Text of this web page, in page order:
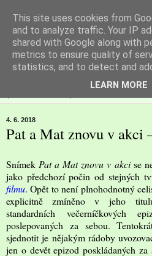
Filmspot
Recenze Honzy Vargy na filmové
4. 6. 2018
Pat a Mat znovu v akci
Snímek Pat a Mat znovu v akcise
jako předchozí počin od stejných
filmu. Opět to není plnohodnotný
explicitně zmíněno v jeho
standardních večerníčkových
poslepovaných za sebou.
sjednotit je nějakým rádoby
jen o devět epizod poskládaných
This site uses cookies from
and to analyze traffic. Your IP
shared with Google along with
metrics to ensure quality of
statistics, and to detect and
LEARN MORE